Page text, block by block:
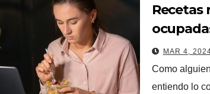
Recetas
MAR 4,
Como
entiendo lo